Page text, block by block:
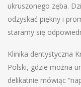
ukruszonego zęba.
odzyskać piękny i
staramy się
Klinika dentystyczna
Polski, gdzie można
delikatnie mówiąc